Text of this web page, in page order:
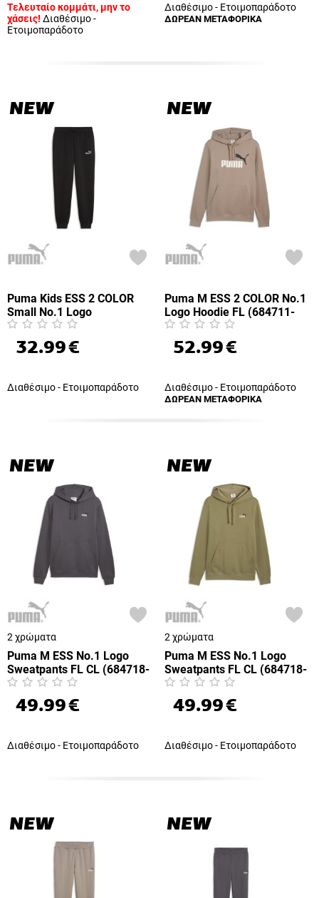
Τελευταίο κομμάτι, μην το
χάσεις! Διαθέσιμο -
Ετοιμοπαράδοτο
Διαθέσιμο - Ετοιμοπαράδοτο
ΔΩΡΕΑΝ ΜΕΤΑΦΟΡΙΚΑ
NEW
Puma Kids ESS 2 COLOR
Small No.1 Logo
Sweatpants FL G (690718-
55)
32.99€
Διαθέσιμο - Ετοιμοπαράδοτο
NEW
Puma M ESS 2 COLOR No.1
Logo Hoodie FL (684711-
94)
52.99€
Διαθέσιμο - Ετοιμοπαράδοτο
ΔΩΡΕΑΝ ΜΕΤΑΦΟΡΙΚΑ
NEW
2 χρώματα
Puma M ESS No.1 Logo
Sweatpants FL CL (684718-
77)
49.99€
Διαθέσιμο - Ετοιμοπαράδοτο
NEW
2 χρώματα
Puma M ESS No.1 Logo
Sweatpants FL CL (684718-
93)
49.99€
Διαθέσιμο - Ετοιμοπαράδοτο
NEW NEW